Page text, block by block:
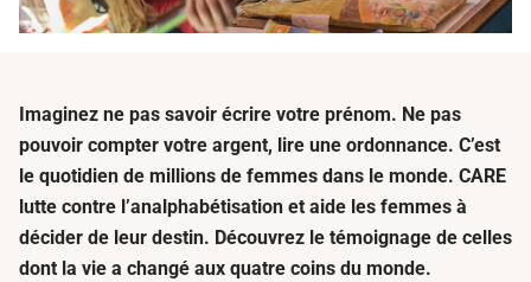
Imaginez ne pas savoir écrire votre prénom. Ne pas
pouvoir compter votre argent, lire une ordonnance. C’est
le quotidien de millions de femmes dans le monde. CARE
lutte contre l’analphabétisation et aide les femmes à
décider de leur destin. Découvrez le témoignage de celles
dont la vie a changé aux quatre coins du monde.